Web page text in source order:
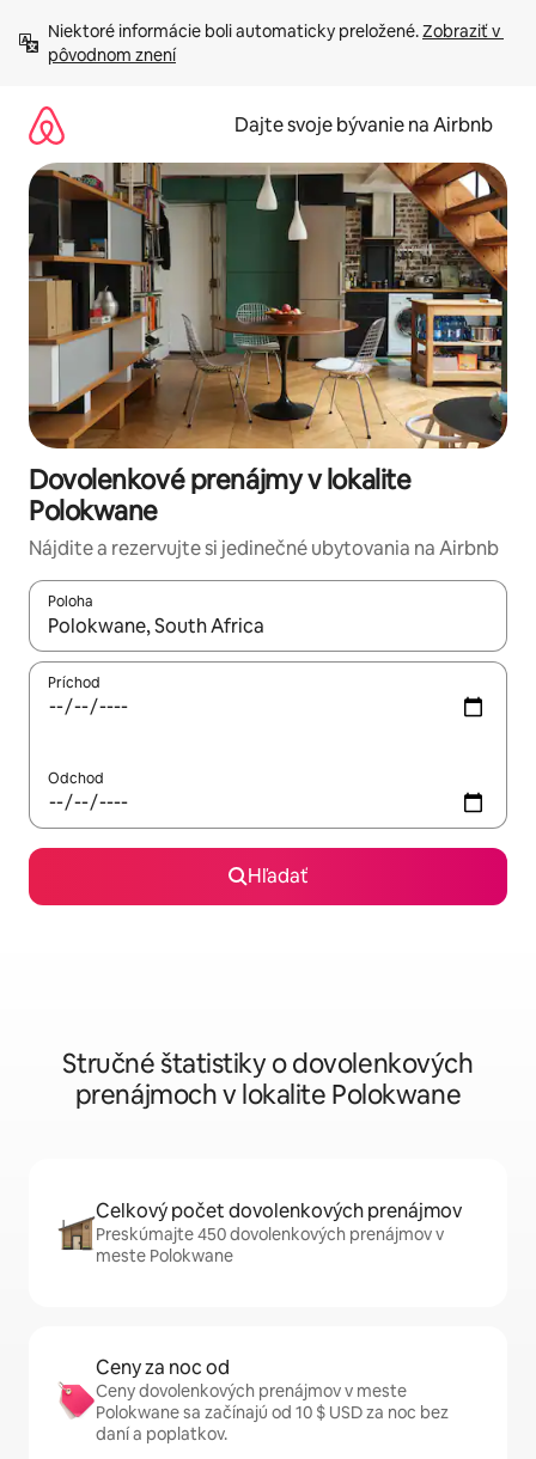
obsah.
Niektoré informácie boli automaticky preložené. Zobraziť v
pôvodnom znení
Dajte svoje bývanie na Airbnb
Dovolenkové prenájmy v lokalite
Polokwane
Nájdite a rezervujte si jedinečné ubytovania na Airbnb
Poloha
Keď budú výsledky k dispozícii, môžete si ich prechádzať
Príchod
Odchod
Hľadať
Stručné štatistiky o dovolenkových
prenájmoch v lokalite Polokwane
Celkový počet dovolenkových prenájmov
Preskúmajte 450 dovolenkových prenájmov v
meste Polokwane
Ceny za noc od
Ceny dovolenkových prenájmov v meste
Polokwane sa začínajú od 10 $ USD za noc bez
daní a poplatkov.